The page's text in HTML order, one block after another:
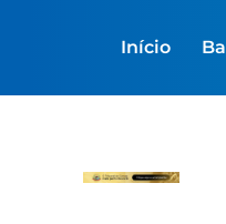
Início